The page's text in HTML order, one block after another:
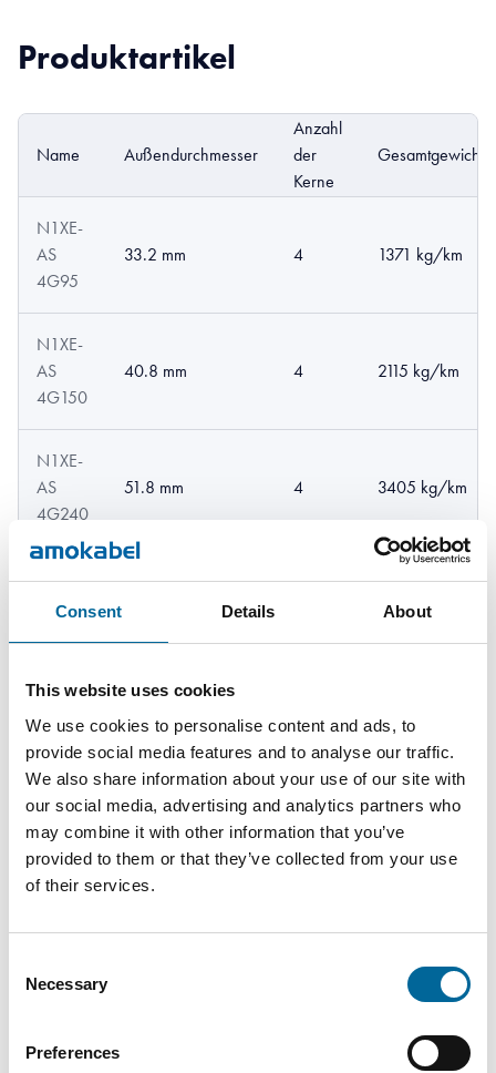
Consent Details About
This website uses cookies
We use cookies to personalise content and ads, to
provide social media features and to analyse our traffic.
We also share information about your use of our site with
our social media, advertising and analytics partners who
may combine it with other information that you’ve
provided to them or that they’ve collected from your use
of their services.
Selection
Necessary
Preferences
Produktartikel
Name Außendurchmesser
Anzahl
der
Kerne
Gesamtgewicht
N1XE-
AS
4G95
33.2 mm 4 1371 kg/km
N1XE-
AS
4G150
40.8 mm 4 2115 kg/km
N1XE-
AS
4G240
51.8 mm 4 3405 kg/km
Kontaktieren Sie unsere
Spezialisten